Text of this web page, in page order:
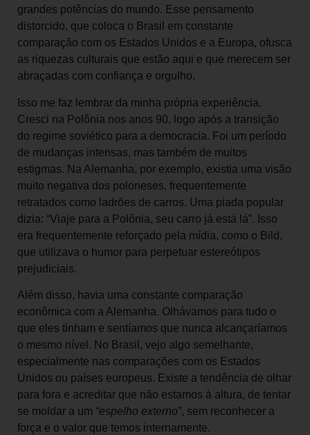
grandes potências do mundo. Esse pensamento
distorcido, que coloca o Brasil em constante
comparação com os Estados Unidos e a Europa, ofusca
as riquezas culturais que estão aqui e que merecem ser
abraçadas com confiança e orgulho.
Isso me faz lembrar da minha própria experiência.
Cresci na Polônia nos anos 90, logo após a transição
do regime soviético para a democracia. Foi um período
de mudanças intensas, mas também de muitos
estigmas. Na Alemanha, por exemplo, existia uma visão
muito negativa dos poloneses, frequentemente
retratados como ladrões de carros. Uma piada popular
dizia: “Viaje para a Polônia, seu carro já está lá”. Isso
era frequentemente reforçado pela mídia, como o Bild,
que utilizava o humor para perpetuar estereótipos
prejudiciais.
Além disso, havia uma constante comparação
econômica com a Alemanha. Olhávamos para tudo o
que eles tinham e sentíamos que nunca alcançaríamos
o mesmo nível. No Brasil, vejo algo semelhante,
especialmente nas comparações com os Estados
Unidos ou países europeus. Existe a tendência de olhar
para fora e acreditar que não estamos à altura, de tentar
se moldar a um “espelho externo”, sem reconhecer a
força e o valor que temos internamente.